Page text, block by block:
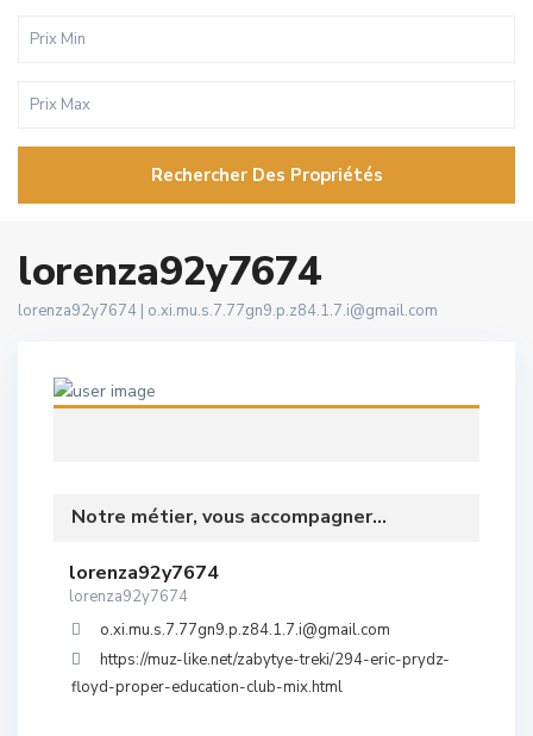
Rechercher Des Propriétés
lorenza92y7674
lorenza92y7674 | o.xi.mu.s.7.77gn9.p.z84.1.7.i@gmail.com
Notre métier, vous accompagner...
lorenza92y7674
lorenza92y7674
o.xi.mu.s.7.77gn9.p.z84.1.7.i@gmail.com
https://muz-like.net/zabytye-treki/294-eric-prydz-
floyd-proper-education-club-mix.html